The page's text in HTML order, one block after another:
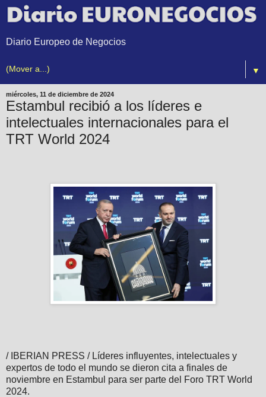
Diario Europeo de Negocios
▼
miércoles, 11 de diciembre de 2024
Estambul recibió a los líderes e
intelectuales internacionales para el
TRT World 2024
/ IBERIAN PRESS / Líderes influyentes, intelectuales y
expertos de todo el mundo se dieron cita a finales de
noviembre en Estambul para ser parte del Foro TRT World
2024.